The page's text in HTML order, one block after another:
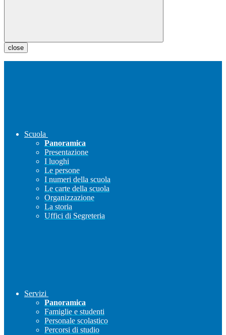
close
Scuola
Panoramica
Presentazione
I luoghi
Le persone
I numeri della scuola
Le carte della scuola
Organizzazione
La storia
Uffici di Segreteria
Servizi
Panoramica
Famiglie e studenti
Personale scolastico
Percorsi di studio